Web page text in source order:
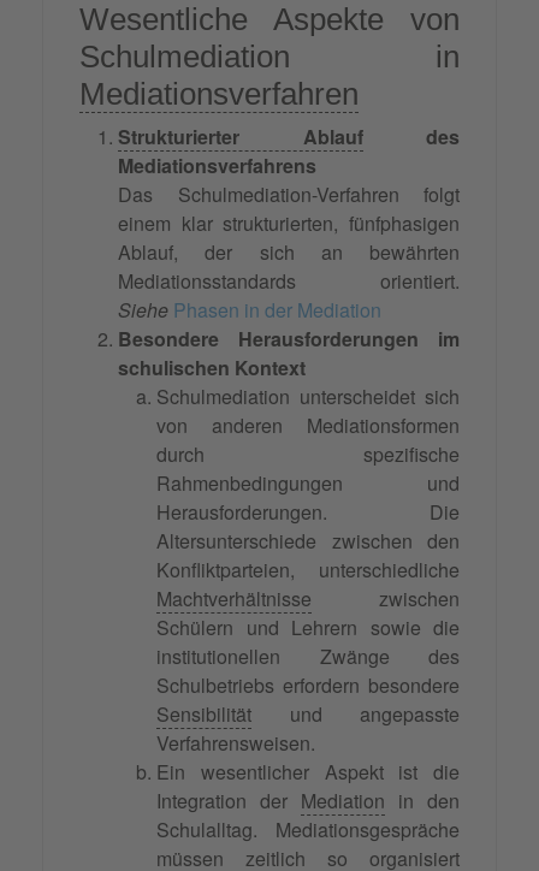
Wesentliche Aspekte von
Schulmediation in
Mediationsverfahren
Strukturierter Ablaufdes
Mediationsverfahrens
Das Schulmediation-Verfahren folgt
einem klar strukturierten, fünfphasigen
Ablauf, der sich an bewährten
Mediationsstandards orientiert.
Siehe Phasen in der Mediation
Besondere Herausforderungen im
schulischen Kontext
Schulmediation unterscheidet sich
von anderen Mediationsformen
durch spezifische
Rahmenbedingungen und
Herausforderungen. Die
Altersunterschiede zwischen den
Konfliktparteien, unterschiedliche
Machtverhältnisse zwischen
Schülern und Lehrern sowie die
institutionellen Zwänge des
Schulbetriebs erfordern besondere
Sensibilität und angepasste
Verfahrensweisen.
Ein wesentlicher Aspekt ist die
Integration der Mediation in den
Schulalltag. Mediationsgespräche
müssen zeitlich so organisiert